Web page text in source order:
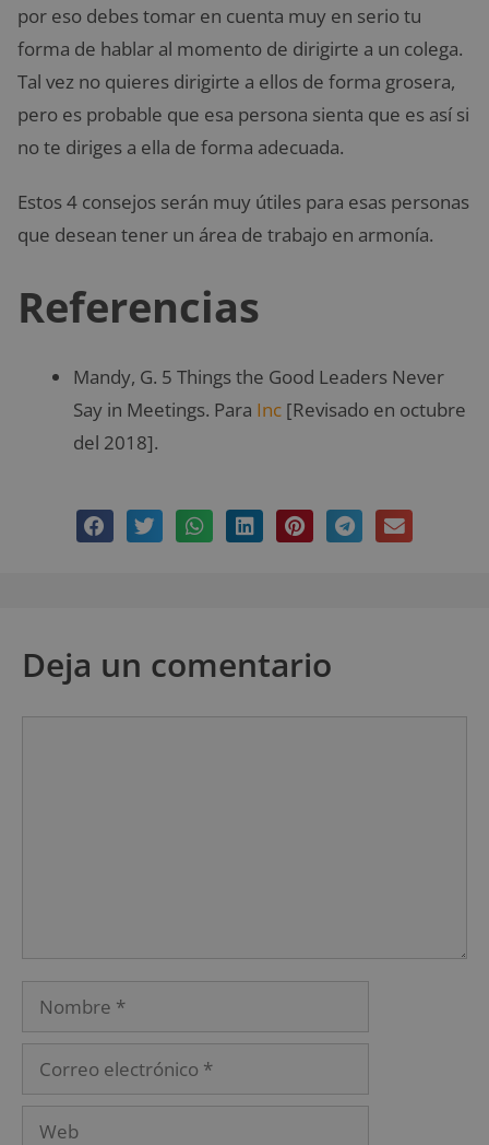
por eso debes tomar en cuenta muy en serio tu
forma de hablar al momento de dirigirte a un colega.
Tal vez no quieres dirigirte a ellos de forma grosera,
pero es probable que esa persona sienta que es así si
no te diriges a ella de forma adecuada.
Estos 4 consejos serán muy útiles para esas personas
que desean tener un área de trabajo en armonía.
Referencias
Mandy, G. 5 Things the Good Leaders Never
Say in Meetings. Para Inc [Revisado en octubre
del 2018].
Deja un comentario